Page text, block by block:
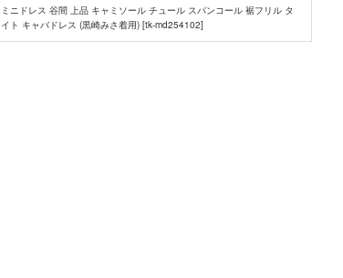
ミニドレス 谷間 上品 キャミソール チュール スパンコール 裾フリル タ
イト キャバドレス (黒崎みさ着用) [tk-md254102]